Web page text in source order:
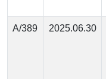
А/389 2025.06.30